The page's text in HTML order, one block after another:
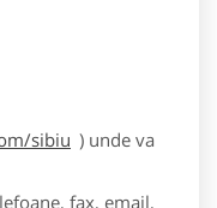
sibiu ) unde va
fax, email,